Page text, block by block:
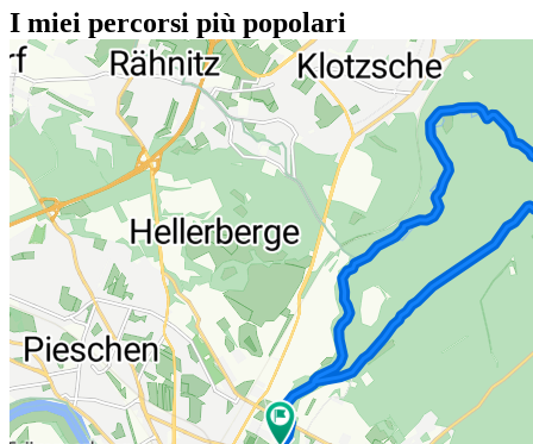
I miei percorsi più popolari